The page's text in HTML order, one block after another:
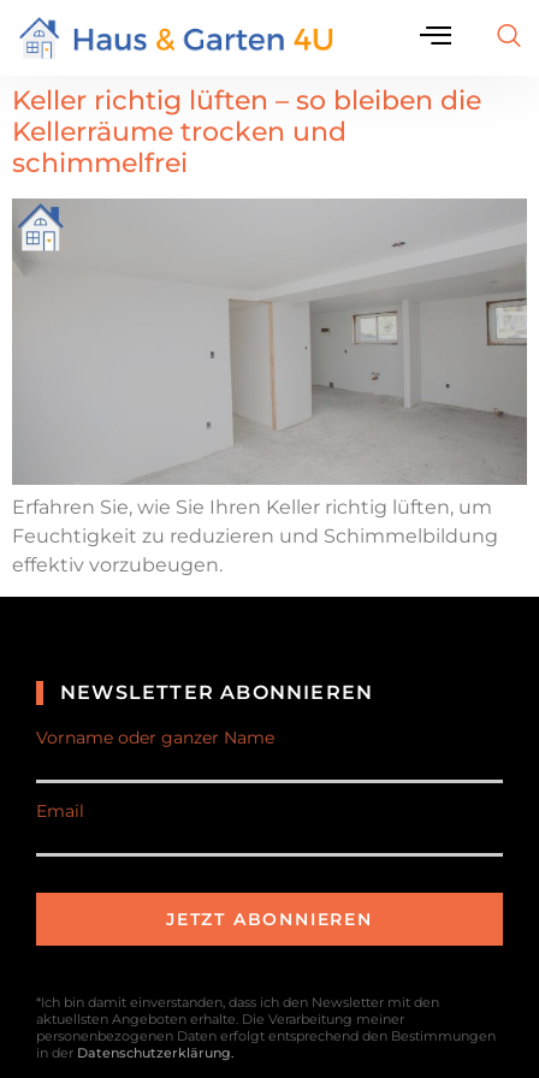
Keller richtig lüften – so bleiben die
Kellerräume trocken und
schimmelfrei
Erfahren Sie, wie Sie Ihren Keller richtig lüften, um
Feuchtigkeit zu reduzieren und Schimmelbildung
effektiv vorzubeugen.
NEWSLETTER ABONNIEREN
Vorname oder ganzer Name
Email
*Ich bin damit einverstanden, dass ich den Newsletter mit den
aktuellsten Angeboten erhalte. Die Verarbeitung meiner
personenbezogenen Daten erfolgt entsprechend den Bestimmungen
in der Datenschutzerklärung.